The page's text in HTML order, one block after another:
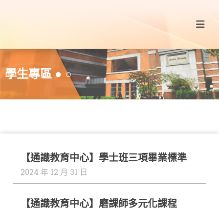
學生專區 ● ○
創
查
看
更
➔
【通識教育中心】學士班三項畢業標準
2024 年 12 月 31 日
【通識教育中心】磨課師多元化課程